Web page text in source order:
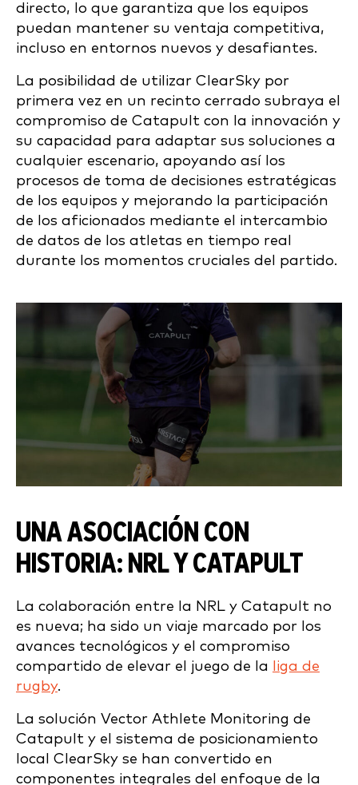
directo, lo que garantiza que los equipos
puedan mantener su ventaja competitiva,
incluso en entornos nuevos y desafiantes.
La posibilidad de utilizar ClearSky por
primera vez en un recinto cerrado subraya el
compromiso de Catapult con la innovación y
su capacidad para adaptar sus soluciones a
cualquier escenario, apoyando así los
procesos de toma de decisiones estratégicas
de los equipos y mejorando la participación
de los aficionados mediante el intercambio
de datos de los atletas en tiempo real
durante los momentos cruciales del partido.
UNA ASOCIACIÓN CON
HISTORIA: NRL Y CATAPULT
La colaboración entre la NRL y Catapult no
es nueva; ha sido un viaje marcado por los
avances tecnológicos y el compromiso
compartido de elevar el juego de la
liga de
rugby.
La solución Vector Athlete Monitoring de
Catapult y el sistema de posicionamiento
local ClearSky se han convertido en
componentes integrales del enfoque de la